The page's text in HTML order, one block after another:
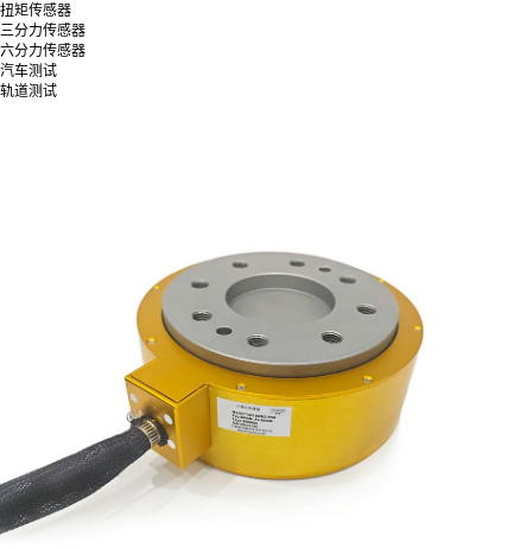
扭矩传感器
三分力传感器
六分力传感器
汽车测试
轨道测试